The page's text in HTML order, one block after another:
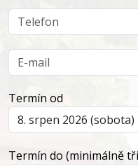
Termín od
Termín do (minimálně